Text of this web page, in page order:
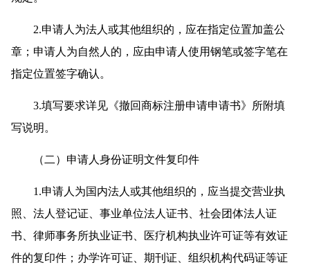
2.申请人为法人或其他组织的，应在指定位置加盖公
章；申请人为自然人的，应由申请人使用钢笔或签字笔在
指定位置签字确认。
3.填写要求详见《撤回商标注册申请申请书》所附填
写说明。
（二）申请人身份证明文件复印件
1.申请人为国内法人或其他组织的，应当提交营业执
照、法人登记证、事业单位法人证书、社会团体法人证
书、律师事务所执业证书、医疗机构执业许可证等有效证
件的复印件；办学许可证、期刊证、组织机构代码证等证